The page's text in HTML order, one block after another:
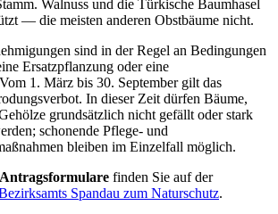
Walnuss und die Türkische Baumhasel
— die meisten anderen Obstbäume nicht.
sind in der Regel an Bedingungen
Ersatzpflanzung oder eine
1. März bis 30. September gilt das
In dieser Zeit dürfen Bäume,
grundsätzlich nicht gefällt oder stark
schonende Pflege- und
bleiben im Einzelfall möglich.
finden Sie auf der
Spandau zum Naturschutz.